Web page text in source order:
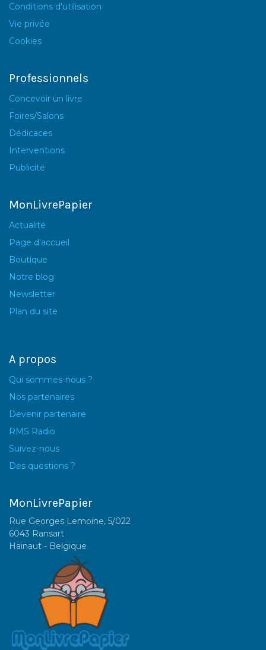
Conditions d'utilisation
Vie privée
Cookies
Professionnels
Concevoir un livre
Foires/Salons
Dédicaces
Interventions
Publicité
MonLivrePapier
Actualité
Page d'accueil
Boutique
Notre blog
Newsletter
Plan du site
A propos
Qui sommes-nous ?
Nos partenaires
Devenir partenaire
RMS Radio
Suivez-nous
Des questions ?
MonLivrePapier
Rue Georges Lemoine, 5/022
6043 Ransart
Hainaut - Belgique